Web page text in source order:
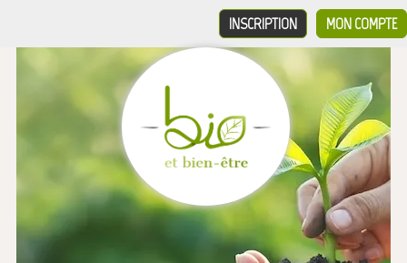
MON COMPTE
INSCRIPTION